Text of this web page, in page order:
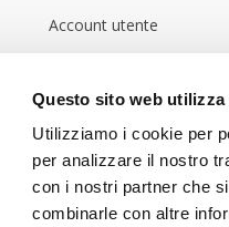
Questo sito web utilizza
Utilizziamo i cookie per
per analizzare il nostro
con i nostri partner che
combinarle con altre
Account utente